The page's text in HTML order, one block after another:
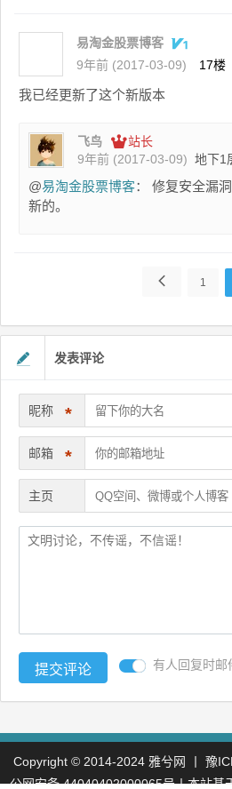
易淘金股票博客
9年前 (2017-03-09)
17楼
我已经更新了这个新版本
飞鸟
站长
9年前 (2017-03-09) 地下1
@易淘金股票博客： 修复安全漏
新的。
1
发表评论
昵称 *
邮箱 *
主页
有人回复时邮
Copyright © 2014-2024 雅兮网 豫
公网安备 44040402000065号丨本站基